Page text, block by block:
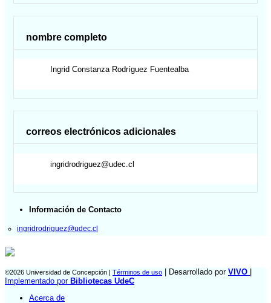
nombre completo
Ingrid Constanza Rodríguez Fuentealba
correos electrónicos adicionales
ingridrodriguez@udec.cl
Información de Contacto
ingridrodriguez@udec.cl
©2026 Universidad de Concepción | Términos de uso | Desarrollado por VIVO |
Implementado por Bibliotecas UdeC
Acerca de